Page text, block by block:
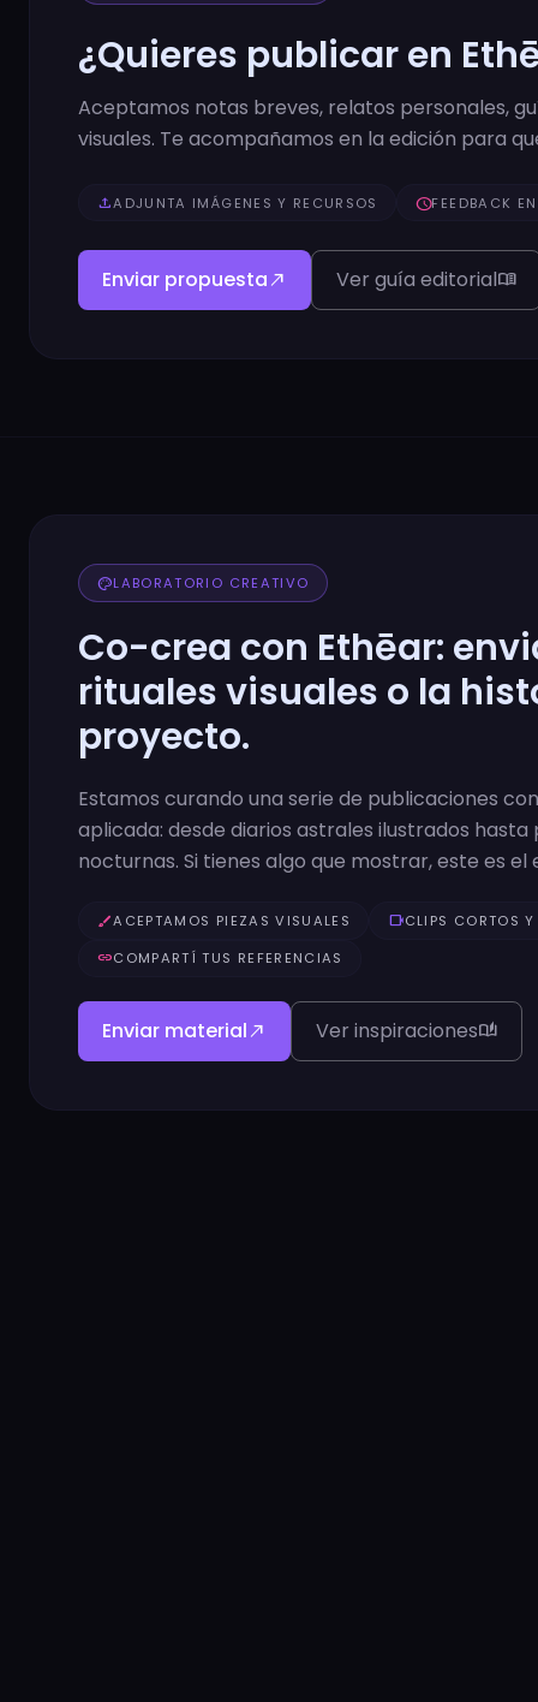
¿Quieres publicar en
Aceptamos notas breves, relatos personales,
visuales. Te acompañamos en la edición para
uploadADJUNTA IMÁGENES Y RECURSOS scheduleFEEDBACK
Enviar propuesta north_east Ver guía editorialmenu_book
paletteLABORATORIO CREATIVO
Co-crea con Ethēar:
rituales visuales o la
proyecto.
Estamos curando una serie de publicaciones
aplicada: desde diarios astrales ilustrados hasta
nocturnas. Si tienes algo que mostrar, este es el
brushACEPTAMOS PIEZAS VISUALES videocamCLIPS CORTOS Y
linkCOMPARTÍ TUS REFERENCIAS
Enviar material north_east Ver inspiracionesauto_stories